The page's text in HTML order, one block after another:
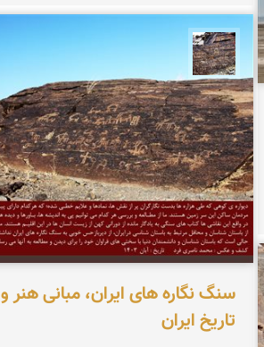
سنگ نگاره های ایران، مبانی هنر و
تاریخ ایران